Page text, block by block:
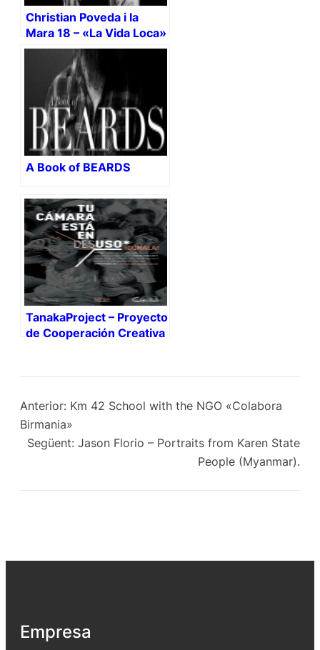
Christian Poveda i la
Mara 18 – «La Vida Loca»
A Book of BEARDS
TanakaProject – Proyecto
de Cooperación Creativa
Anterior: Km 42 School with the NGO «Colabora
Birmania»
Següent: Jason Florio – Portraits from Karen State
People (Myanmar).
Empresa